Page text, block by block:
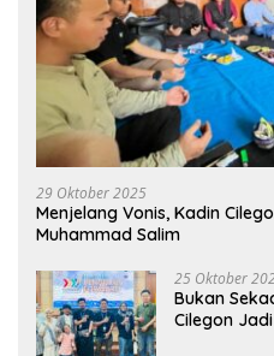
29 Oktober 2025
Menjelang Vonis, Kadin
Muhammad Salim
25 Oktober
Bukan
Cilegon